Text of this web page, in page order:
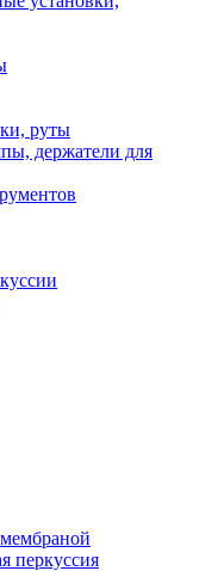
руты
держатели для
перкуссия